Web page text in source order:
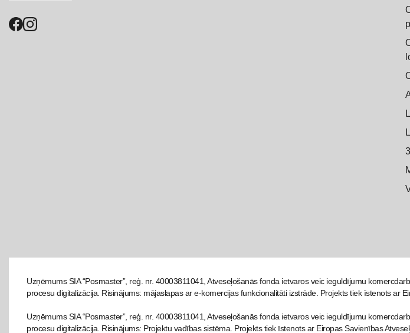
Uzņēmums SIA “Posmaster”, reģ. nr. 40003811041, Atveseļošanās fonda ietvaros veic ieguldījumu
procesu digitalizācija. Risinājums: mājaslapas ar e-komercijas funkcionalitāti izstrāde. Projekts tiek īstenots ar
Uzņēmums SIA “Posmaster”, reģ. nr. 40003811041, Atveseļošanās fonda ietvaros veic ieguldījumu
procesu digitalizācija. Risinājums: Projektu vadības sistēma. Projekts tiek īstenots ar Eiropas Savienības